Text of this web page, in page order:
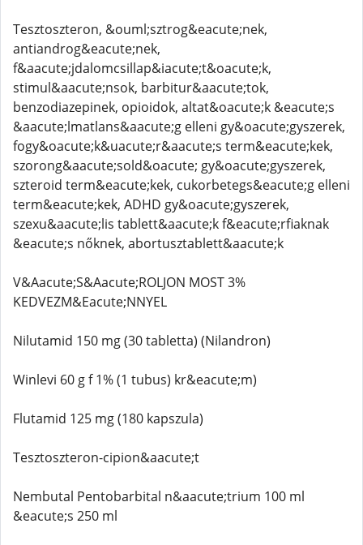
Tesztoszteron, &ouml;sztrog&eacute;nek,
antiandrog&eacute;nek,
f&aacute;jdalomcsillap&iacute;t&oacute;k,
stimul&aacute;nsok, barbitur&aacute;tok,
benzodiazepinek, opioidok, altat&oacute;k &eacute;s
&aacute;lmatlans&aacute;g elleni gy&oacute;gyszerek,
fogy&oacute;k&uacute;r&aacute;s term&eacute;kek,
szorong&aacute;sold&oacute; gy&oacute;gyszerek,
szteroid term&eacute;kek, cukorbetegs&eacute;g elleni
term&eacute;kek, ADHD gy&oacute;gyszerek,
szexu&aacute;lis tablett&aacute;k f&eacute;rfiaknak
&eacute;s nőknek, abortusztablett&aacute;k
V&Aacute;S&Aacute;ROLJON MOST 3%
KEDVEZM&Eacute;NNYEL
Nilutamid 150 mg (30 tabletta) (Nilandron)
Winlevi 60 g f 1% (1 tubus) kr&eacute;m)
Flutamid 125 mg (180 kapszula)
Tesztoszteron-cipion&aacute;t
Nembutal Pentobarbital n&aacute;trium 100 ml
&eacute;s 250 ml